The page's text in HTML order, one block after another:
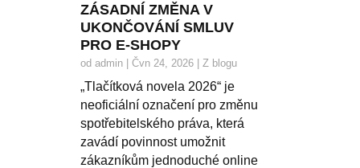
ZÁSADNÍ ZMĚNA V
UKONČOVÁNÍ SMLUV
PRO E-SHOPY
od admin| Čvn 24, 2026| Z blogu
„Tlačítková novela 2026“ je
neoficiální označení pro změnu
spotřebitelského práva, která
zavádí povinnost umožnit
zákazníkům jednoduché online